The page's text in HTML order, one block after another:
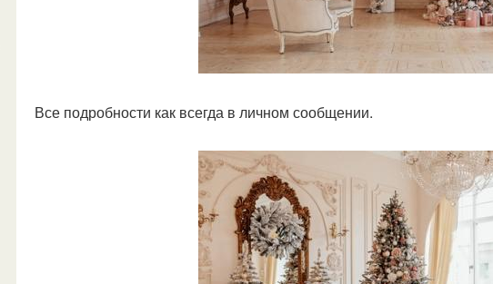
Все подробности как всегда в личном сообщении.